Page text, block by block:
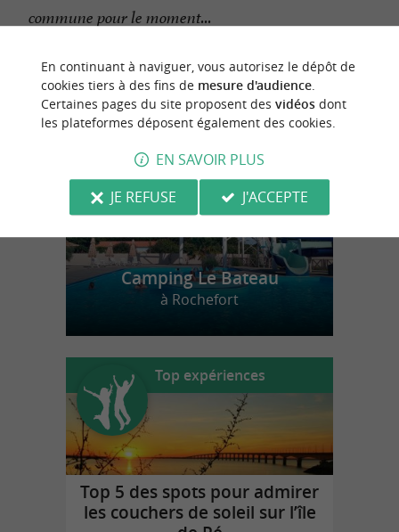
commune pour le moment...
n
o
t
r
e
c
o
u
p
d
e
c
o
e
u
r
Camping Le Bateau
à Rochefort
Top expériences
Top 5 des spots pour admirer
les couchers de soleil sur l’île
En continuant à naviguer, vous autorisez le dépôt de
cookies tiers à des fins de mesure d'audience.
Certaines pages du site proposent des vidéosdont
les plateformes déposent également des cookies.
EN SAVOIR PLUS
JE REFUSE
J'ACCEPTE